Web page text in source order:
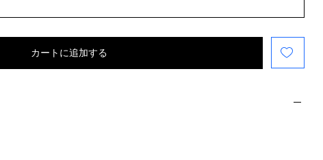
カートに追加する